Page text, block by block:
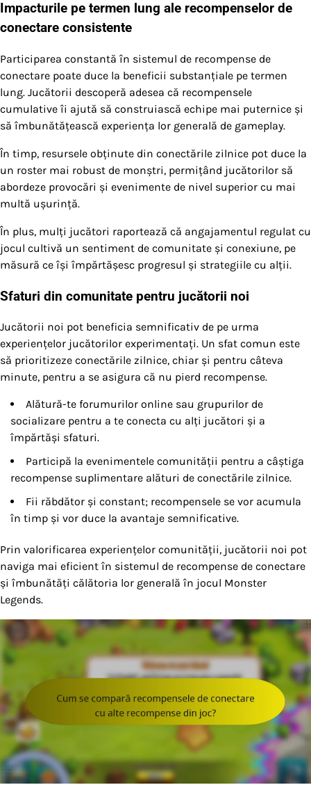
Impacturile pe termen lung ale recompenselor de
conectare consistente
Participarea constantă în sistemul de recompense de
conectare poate duce la beneficii substanțiale pe termen
lung. Jucătorii descoperă adesea că recompensele
cumulative îi ajută să construiască echipe mai puternice și
să îmbunătățească experiența lor generală de gameplay.
În timp, resursele obținute din conectările zilnice pot duce la
un roster mai robust de monștri, permițând jucătorilor să
abordeze provocări și evenimente de nivel superior cu mai
multă ușurință.
În plus, mulți jucători raportează că angajamentul regulat cu
jocul cultivă un sentiment de comunitate și conexiune, pe
măsură ce își împărtășesc progresul și strategiile cu alții.
Sfaturi din comunitate pentru jucătorii noi
Jucătorii noi pot beneficia semnificativ de pe urma
experiențelor jucătorilor experimentați. Un sfat comun este
să prioritizeze conectările zilnice, chiar și pentru câteva
minute, pentru a se asigura că nu pierd recompense.
Alătură-te forumurilor online sau grupurilor de
socializare pentru a te conecta cu alți jucători și a
împărtăși sfaturi.
Participă la evenimentele comunității pentru a câștiga
recompense suplimentare alături de conectările zilnice.
Fii răbdător și constant; recompensele se vor acumula
în timp și vor duce la avantaje semnificative.
Prin valorificarea experiențelor comunității, jucătorii noi pot
naviga mai eficient în sistemul de recompense de conectare
și îmbunătăți călătoria lor generală în jocul Monster
Legends.